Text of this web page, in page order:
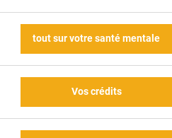
tout sur votre santé mentale
Vos crédits